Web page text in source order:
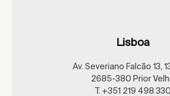
Lisboa
Av. Severiano Falcão 13,
2685-380 Prior
T. +351 219 498 330